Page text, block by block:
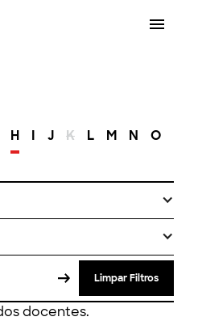
H I J K L M N O
Limpar Filtros
docentes.